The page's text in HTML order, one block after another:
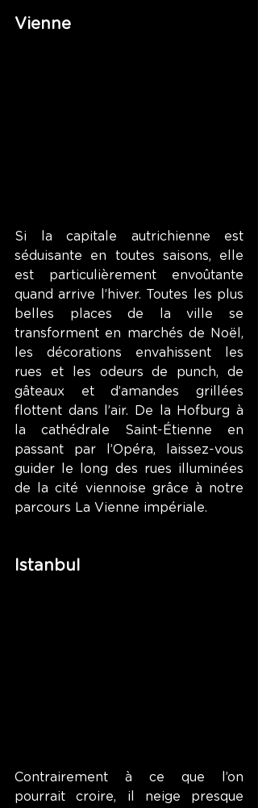
Vienne
Si la capitale autrichienne est
séduisante en toutes saisons, elle
est particulièrement envoûtante
quand arrive l’hiver. Toutes les plus
belles places de la ville se
transforment en marchés de Noël,
les décorations envahissent les
rues et les odeurs de punch, de
gâteaux et d’amandes grillées
flottent dans l’air. De la Hofburg à
la cathédrale Saint-Étienne en
passant par l’Opéra, laissez-vous
guider le long des rues illuminées
de la cité viennoise grâce à notre
parcours La Vienne impériale.
Istanbul
Contrairement à ce que l’on
pourrait croire, il neige presque